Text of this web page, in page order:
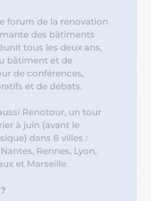
forum de la rénovation
des bâtiments
tous les deux ans,
bâtiment et de
de conférences,
et de débats.
Renotour, un tour
à juin (avant le
dans 8 villes :
Rennes, Lyon,
et Marseille.